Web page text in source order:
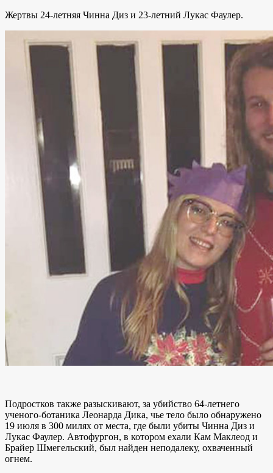
Жертвы 24-летняя Чинна Диз и 23-летний Лукас Фаулер.
Подростков также разыскивают, за убийство 64-летнего
ученого-ботаника Леонарда Дика, чье тело было обнаружено
19 июля в 300 милях от места, где были убиты Чинна Диз и
Лукас Фаулер. Автофургон, в котором ехали Кам Маклеод и
Брайер Шмегельский, был найден неподалеку, охваченный
огнем.